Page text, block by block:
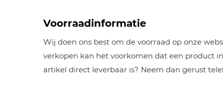
Voorraadinformatie
Wij doen ons best om de voorraad op onze
verkopen kan het voorkomen dat een product
artikel direct leverbaar is? Neem dan gerust